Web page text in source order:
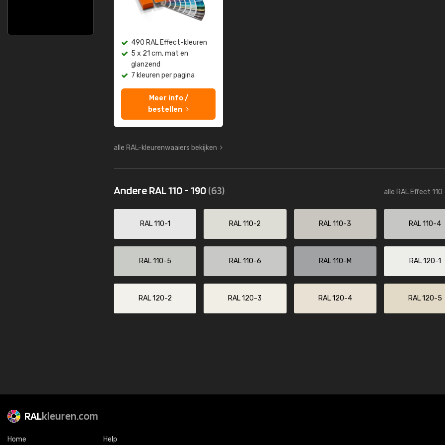
490 RAL Effect-kleuren
5 x 21 cm, mat en
glanzend
7 kleuren per pagina
Meer info /
bestellen
alle RAL-kleurenwaaiers bekijken
Andere RAL 110 - 190(63) alle RAL Effect 110
RAL 110-1 RAL 110-2 RAL 110-3 RAL 110-4
RAL 110-5 RAL 110-6 RAL 110-M RAL 120-1
RAL 120-2 RAL 120-3 RAL 120-4 RAL 120-5
RALkleuren.com
Home Help